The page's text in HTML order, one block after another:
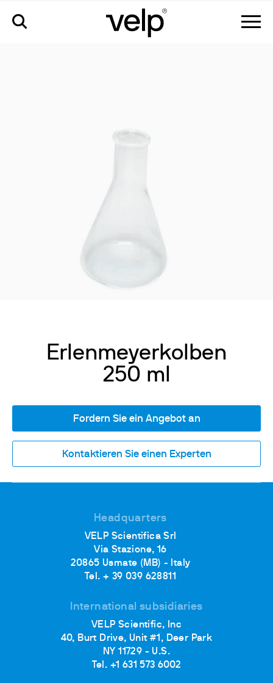
Erlenmeyerkolben
250 ml
Fordern Sie ein Angebot an
Kontaktieren Sie einen Experten
Headquarters
VELP Scientifica Srl
Via Stazione, 16
20865 Usmate (MB) - Italy
Tel. + 39 039 628811
International subsidiaries
VELP Scientific, Inc
40, Burt Drive, Unit #1, Deer Park
NY 11729 - U.S.
Tel. +1 631 573 6002